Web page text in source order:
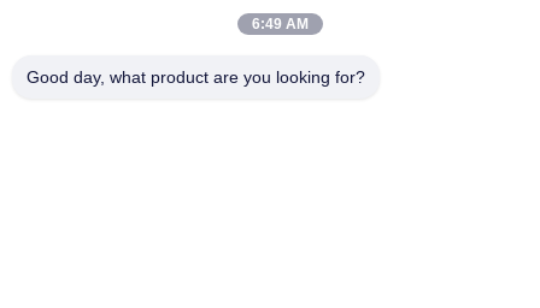
6:49 AM
Good day, what product are you looking for?